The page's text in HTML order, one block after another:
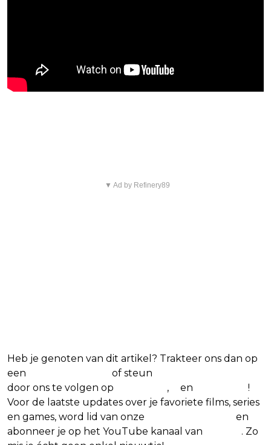
▼ Ad by Refinery89
Heb je genoten van dit artikel? Trakteer ons dan op
een
of steun
door ons te volgen op
, en
!
Voor de laatste updates over je favoriete films, series
en games, word lid van onze
en
abonneer je op het YouTube kanaal van
. Zo